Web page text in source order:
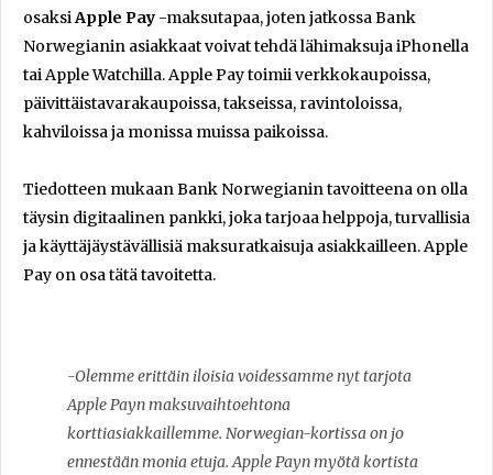
osaksi Apple Pay -maksutapaa, joten jatkossa Bank
Norwegianin asiakkaat voivat tehdä lähimaksuja iPhonella
tai Apple Watchilla. Apple Pay toimii verkkokaupoissa,
päivittäistavarakaupoissa, takseissa, ravintoloissa,
kahviloissa ja monissa muissa paikoissa.
Tiedotteen mukaan Bank Norwegianin tavoitteena on olla
täysin digitaalinen pankki, joka tarjoaa helppoja, turvallisia
ja käyttäjäystävällisiä maksuratkaisuja asiakkailleen. Apple
Pay on osa tätä tavoitetta.
-Olemme erittäin iloisia voidessamme nyt tarjota
Apple Payn maksuvaihtoehtona
korttiasiakkaillemme. Norwegian-kortissa on jo
ennestään monia etuja. Apple Payn myötä kortista